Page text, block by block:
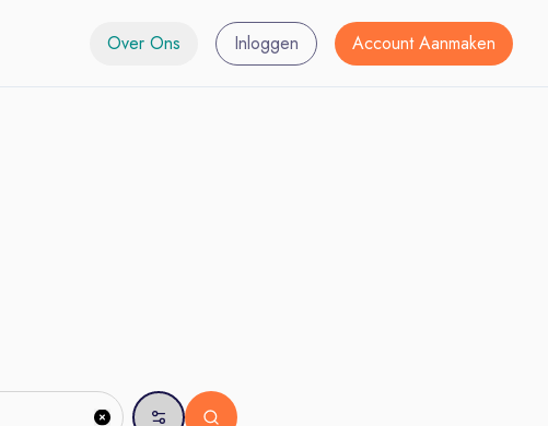
Over Ons Inloggen Account Aanmaken